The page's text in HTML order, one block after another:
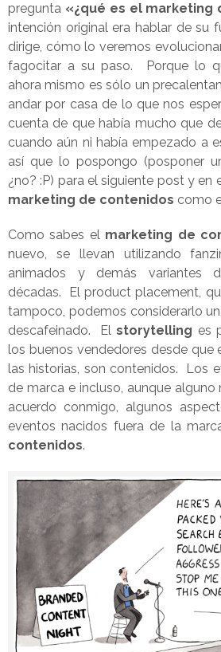
pregunta «¿qué es el marketing
intención original era hablar de su
dirige, cómo lo veremos
fagocitar a su paso. Porque lo
ahora mismo es sólo un
andar por casa de lo que nos
cuenta de que había mucho que
cuando aún ni había empezado a
así que lo pospongo (posponer
¿no? :P) para el siguiente post y en
marketing de contenidos como
Como sabes el marketing de
nuevo, se llevan utilizando
animados y demás variantes
décadas. El product placement,
tampoco, podemos considerarlo un
descafeinado. Elstorytelling es
los buenos vendedores desde que
las historias, son contenidos. Los
de marca e incluso, aunque
acuerdo conmigo, algunos
eventos nacidos fuera de la
contenidos.